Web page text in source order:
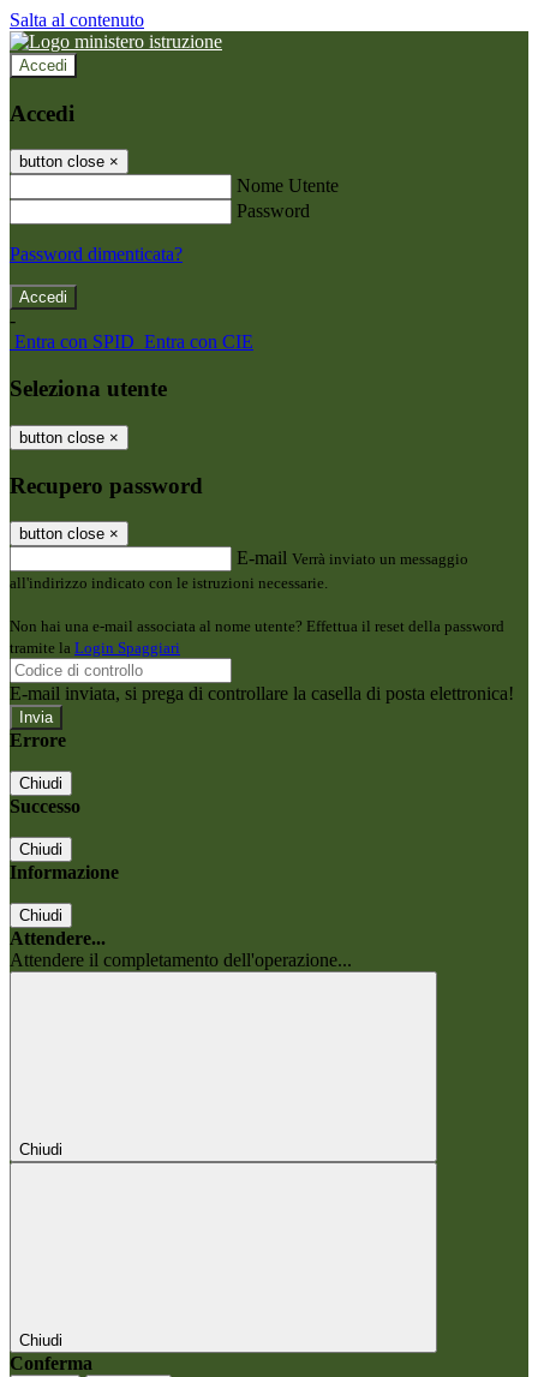
Salta al contenuto
Accedi
Accedi
button close ×
Nome Utente
Password
Password dimenticata?
-
Entra con SPID Entra con CIE
Seleziona utente
button close ×
Recupero password
button close ×
E-mail Verrà inviato un messaggio
all'indirizzo indicato con le istruzioni necessarie.
Non hai una e-mail associata al nome utente? Effettua il reset della password
tramite la Login Spaggiari
E-mail inviata, si prega di controllare la casella di posta elettronica!
Errore
Chiudi
Successo
Chiudi
Informazione
Chiudi
Attendere...
Attendere il completamento dell'operazione...
Chiudi
Chiudi
Conferma